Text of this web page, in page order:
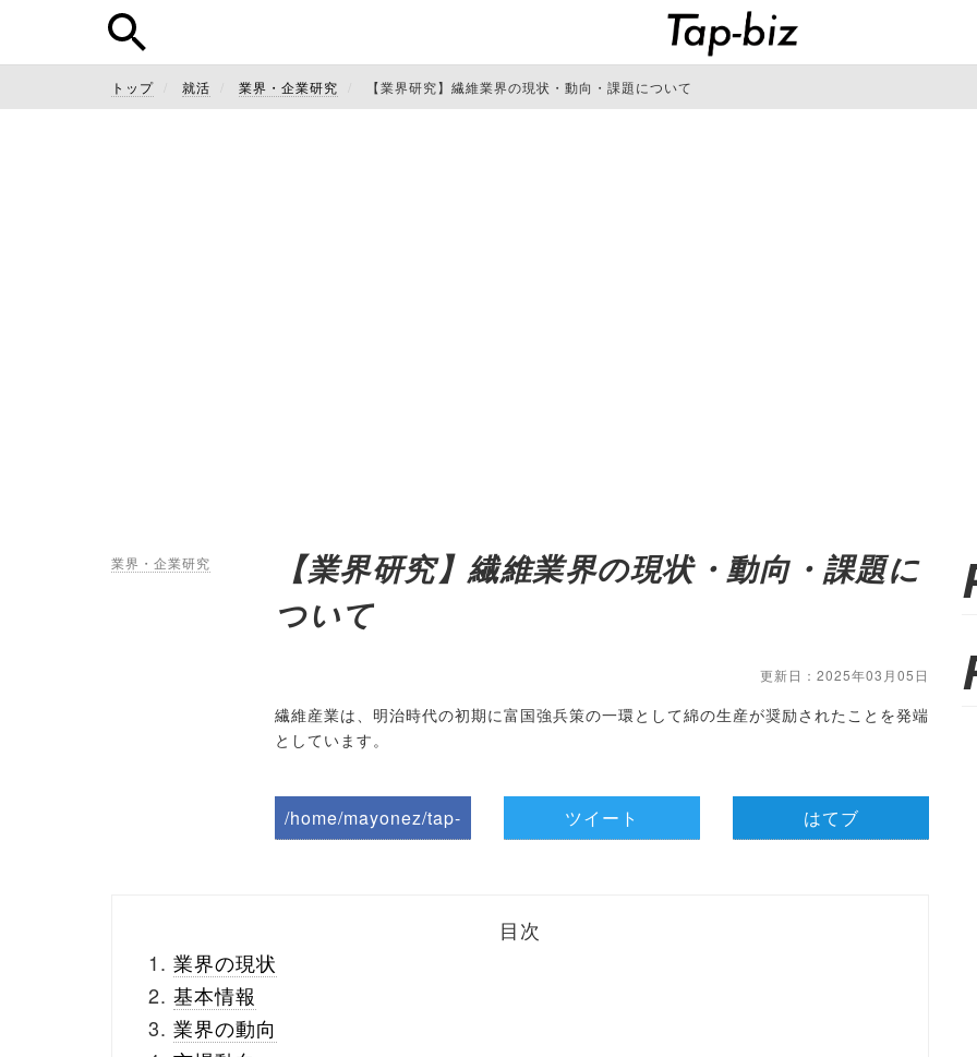
トップ 就活 業界・企業研究 【業界研究】繊維業界の現状・動向・課題について
業界・企業研究
【業界研究】繊維業界の現状・動向・課題に
ついて
更新日：2025年03月05日
繊維産業は、明治時代の初期に富国強兵策の一環として綿の生産が奨励されたことを発端
としています。
/home/mayonez/tap-
ツイート はてブ
目次
業界の現状
基本情報
業界の動向